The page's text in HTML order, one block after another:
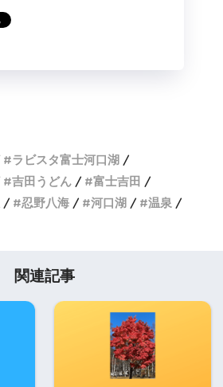
ラビスタ富士河口湖
吉田うどん
富士吉田
忍野八海 河口湖
温泉
関連記事